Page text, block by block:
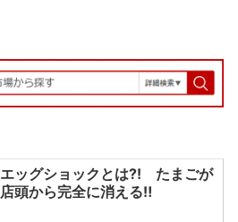
エッグショックとは⁈ たまごが
店頭から完全に消える‼